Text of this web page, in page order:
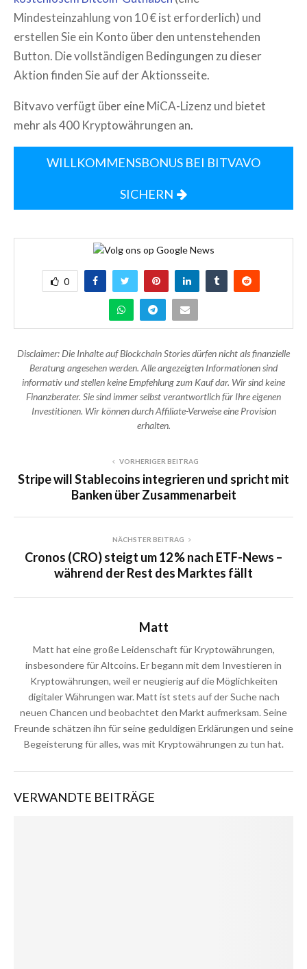
Mindesteinzahlung von 10 € ist erforderlich) und
erstellen Sie ein Konto über den untenstehenden
Button. Die vollständigen Bedingungen zu dieser
Aktion finden Sie auf der Aktionsseite.
Bitvavo verfügt über eine MiCA-Lizenz und bietet
mehr als 400 Kryptowährungen an.
WILLKOMMENSBONUS BEI BITVAVO
SICHERN
0
Disclaimer: Die Inhalte auf Blockchain Stories dürfen nicht als finanzielle
Beratung angesehen werden. Alle angezeigten Informationen sind
informativ und stellen keine Empfehlung zum Kauf dar. Wir sind keine
Finanzberater. Sie sind immer selbst verantwortlich für Ihre eigenen
Investitionen. Wir können durch Affiliate-Verweise eine Provision
erhalten.
VORHERIGER BEITRAG
Stripe will Stablecoins integrieren und spricht mit
Banken über Zusammenarbeit
NÄCHSTER BEITRAG
Cronos (CRO) steigt um 12 % nach ETF-News –
während der Rest des Marktes fällt
Matt
Matt hat eine große Leidenschaft für Kryptowährungen,
insbesondere für Altcoins. Er begann mit dem Investieren in
Kryptowährungen, weil er neugierig auf die Möglichkeiten
digitaler Währungen war. Matt ist stets auf der Suche nach
neuen Chancen und beobachtet den Markt aufmerksam. Seine
Freunde schätzen ihn für seine geduldigen Erklärungen und seine
Begeisterung für alles, was mit Kryptowährungen zu tun hat.
VERWANDTE BEITRÄGE